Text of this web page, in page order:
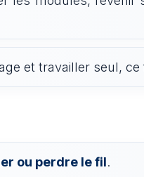
et travailler seul, ce
ou perdre le fil.